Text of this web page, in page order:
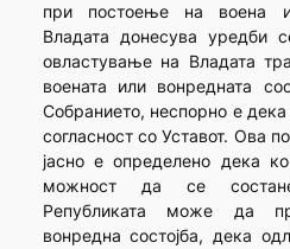
при постоење на воена
Владата донесува уредби
овластување на Владата
воената или вонредната
Собранието, неспорно е
согласност со Уставот. Ова
јасно е определено дека
можност да се
Републиката може да
вонредна состојба, дека